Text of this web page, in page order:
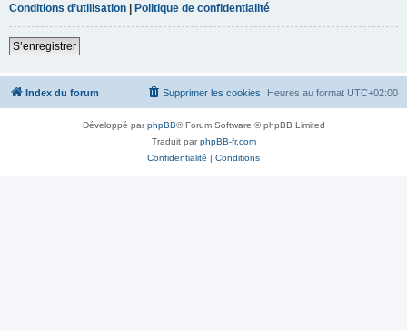
Conditions d’utilisation | Politique de confidentialité
S’enregistrer
Index du forum Heures au format UTC+02:00
Supprimer les cookies
Développé parphpBB® Forum Software © phpBB Limited
Traduit parphpBB-fr.com
Confidentialité | Conditions